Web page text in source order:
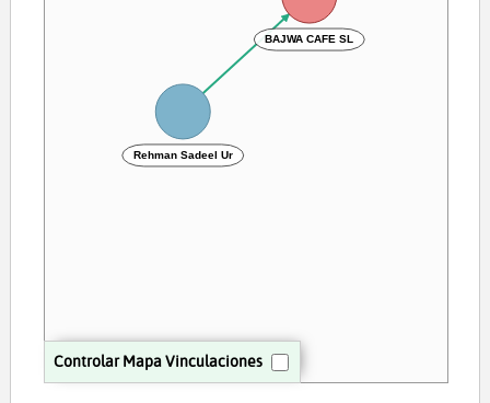
Controlar Mapa Vinculaciones
BAJWA CAFE SL
Rehman Sadeel Ur